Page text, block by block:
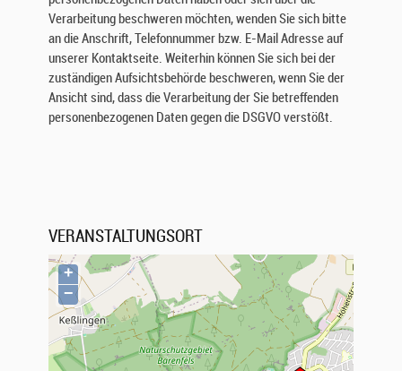
Verarbeitung beschweren möchten, wenden Sie sich bitte
an die Anschrift, Telefonnummer bzw. E-Mail Adresse auf
unserer Kontaktseite. Weiterhin können Sie sich bei der
zuständigen Aufsichtsbehörde beschweren, wenn Sie der
Ansicht sind, dass die Verarbeitung der Sie betreffenden
personenbezogenen Daten gegen die DSGVO verstößt.
n
,
w
e
l
c
e
n
w
ä
r
e
n
VERANSTALTUNGSORT
+
−